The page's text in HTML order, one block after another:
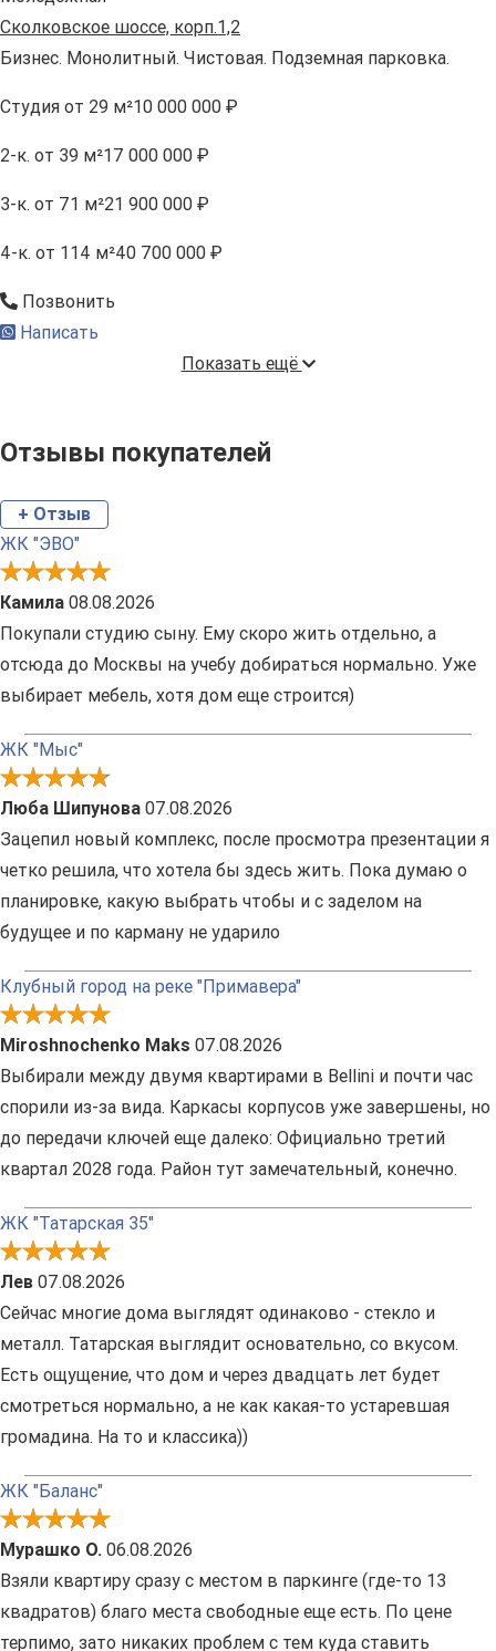
Сколковское шоссе, корп.1,2
Бизнес. Монолитный. Чистовая. Подземная парковка.
Студия от 29 м²10 000 000 ₽
2-к. от 39 м²17 000 000 ₽
3-к. от 71 м²21 900 000 ₽
4-к. от 114 м²40 700 000 ₽
Позвонить
Написать
Показать ещё
Отзывы покупателей
+ Отзыв
ЖК "ЭВО"
Камила 08.08.2026
Покупали студию сыну. Ему скоро жить отдельно, а
отсюда до Москвы на учебу добираться нормально. Уже
выбирает мебель, хотя дом еще строится)
ЖК "Мыс"
Люба Шипунова 07.08.2026
Зацепил новый комплекс, после просмотра презентации я
четко решила, что хотела бы здесь жить. Пока думаю о
планировке, какую выбрать чтобы и с заделом на
будущее и по карману не ударило
Клубный город на реке "Примавера"
Miroshnochenko Maks 07.08.2026
Выбирали между двумя квартирами в Bellini и почти час
спорили из-за вида. Каркасы корпусов уже завершены, но
до передачи ключей еще далеко: Официально третий
квартал 2028 года. Район тут замечательный, конечно.
ЖК "Татарская 35"
Лев 07.08.2026
Сейчас многие дома выглядят одинаково - стекло и
металл. Татарская выглядит основательно, со вкусом.
Есть ощущение, что дом и через двадцать лет будет
смотреться нормально, а не как какая-то устаревшая
громадина. На то и классика))
ЖК "Баланс"
Мурашко О. 06.08.2026
Взяли квартиру сразу с местом в паркинге (где-то 13
квадратов) благо места свободные еще есть. По цене
терпимо, зато никаких проблем с тем куда ставить